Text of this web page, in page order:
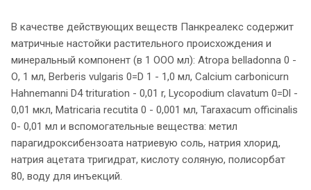
В качестве действующих веществ Панкреалекс содержит
матричные настойки растительного происхождения и
минеральный компонент (в 1 ООО мл): Atropa belladonna 0 -
О, 1 мл, Berberis vulgaris 0=D 1 - 1,0 мл, Calcium carbonicurn
Hahnemanni D4 trituration - 0,01 r, Lycopodium clavatum 0=Dl -
0,01 мкл, Matricaria recutita 0 - 0,001 мл, Taraxacum officinalis
0- 0,01 мл и вспомогательные вещества: метил
парагидроксибензоата натриевую соль, натрия хлорид,
натрия ацетата тригидрат, кислоту соляную, полисорбат
80, воду для инъекций.